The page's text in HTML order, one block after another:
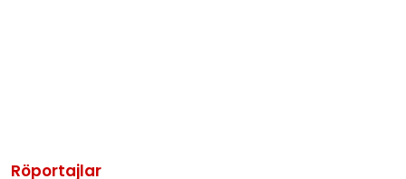
Röportajlar